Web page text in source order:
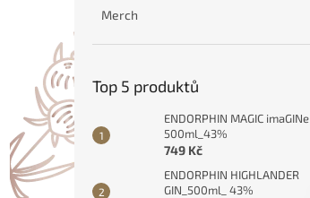
Merch
Top 5 produktů
ENDORPHIN MAGIC imaGINe
500ml_43%
749 Kč
ENDORPHIN HIGHLANDER
GIN_500ml_ 43%